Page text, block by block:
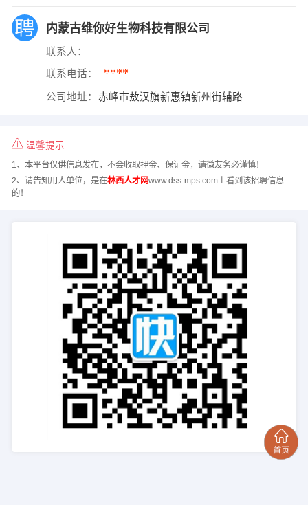
内蒙古维你好生物科技有限公司
联系人：
联系电话： ****
公司地址： 赤峰市敖汉旗新惠镇新州街辅路
温馨提示
1、本平台仅供信息发布，不会收取押金、保证金，请微友务必谨慎！
2、请告知用人单位，是在林西人才网www.dss-mps.com上看到该招聘信息
的！